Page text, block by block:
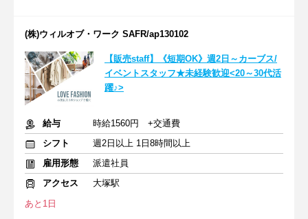
(株)ウィルオブ・ワーク SAFR/ap130102
【販売staff】《短期OK》週2日～カーブス/
イベントスタッフ★未経験歓迎<20～30代活
躍♪>
給与
時給1560円 +交通費
シフト
週2日以上 1日8時間以上
雇用形態
派遣社員
アクセス
大塚駅
あと1日